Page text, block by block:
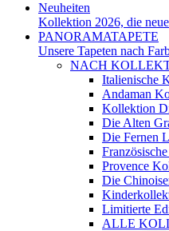
Neuheiten
Kollektion 2026, die
PANORAMATAPETE
Unsere Tapeten nach
NACH
Italienische
Andaman
Kollektion
Die Alten
Die Fernen
Provence
Die
Limitierte
ALLE